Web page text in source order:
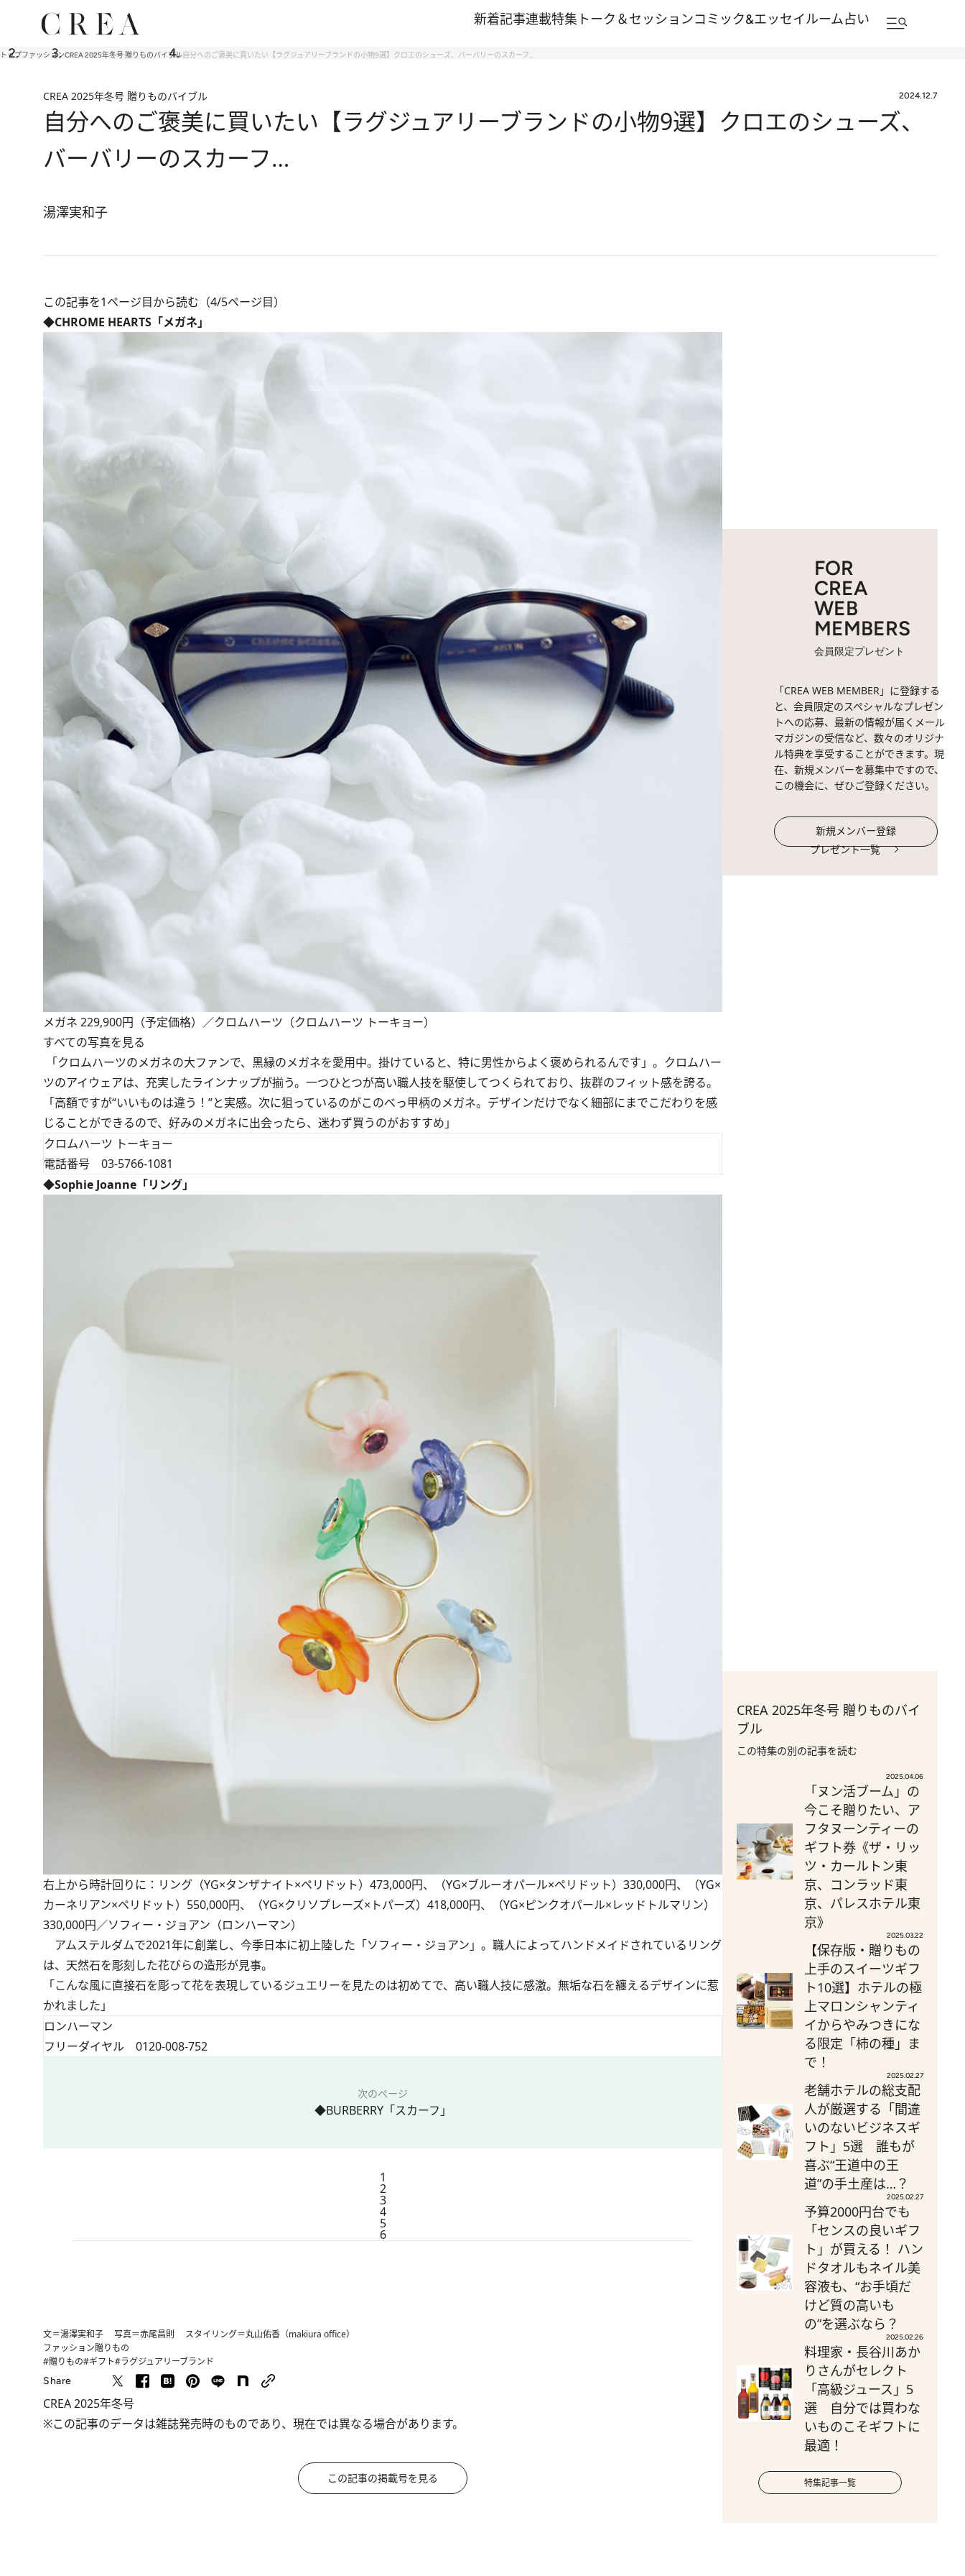
新着記事連載特集 トーク＆セッションコミック&エッセイルーム占い
トップファッションCREA 2025年冬号 贈りものバイブル自分へのご褒美に買いたい【ラグジュアリーブランドの小物9選】クロエのシューズ、バーバリーのスカーフ…
CREA 2025年冬号 贈りものバイブル 2024.12.7
自分へのご褒美に買いたい【ラグジュアリーブランドの小物9選】クロエのシューズ、
バーバリーのスカーフ…
湯澤実和子
この記事を1ページ目から読む（4/5ページ目）
◆CHROME HEARTS「メガネ」
メガネ 229,900円（予定価格）／クロムハーツ（クロムハーツ トーキョー）
すべての写真を見る
「クロムハーツのメガネの大ファンで、黒縁のメガネを愛用中。掛けていると、特に男性からよく褒められるんです」。クロムハー
ツのアイウェアは、充実したラインナップが揃う。一つひとつが高い職人技を駆使してつくられており、抜群のフィット感を誇る。
「高額ですが“いいものは違う！”と実感。次に狙っているのがこのべっ甲柄のメガネ。デザインだけでなく細部にまでこだわりを感
じることができるので、好みのメガネに出会ったら、迷わず買うのがおすすめ」
クロムハーツ トーキョー
電話番号 03-5766-1081
◆Sophie Joanne「リング」
右上から時計回りに：リング（YG×タンザナイト×ペリドット）473,000円、（YG×ブルーオパール×ペリドット）330,000円、（YG×
カーネリアン×ペリドット）550,000円、（YG×クリソプレーズ×トパーズ）418,000円、（YG×ピンクオパール×レッドトルマリン）
330,000円／ソフィー・ジョアン（ロンハーマン）
アムステルダムで2021年に創業し、今季日本に初上陸した「ソフィー・ジョアン」。職人によってハンドメイドされているリング
は、天然石を彫刻した花びらの造形が見事。
「こんな風に直接石を彫って花を表現しているジュエリーを見たのは初めてで、高い職人技に感激。無垢な石を纏えるデザインに惹
かれました」
ロンハーマン
フリーダイヤル 0120-008-752
次のページ
◆BURBERRY「スカーフ」
1
2
3
4
5
6
文＝湯澤実和子 写真＝赤尾昌則 スタイリング＝丸山佑香（makiura office）
ファッション贈りもの
#贈りもの#ギフト#ラグジュアリーブランド
Share
CREA 2025年冬号
※この記事のデータは雑誌発売時のものであり、現在では異なる場合があります。
この記事の掲載号を見る
FOR
CREA
WEB
MEMBERS
会員限定プレゼント
「CREA WEB MEMBER」に登録する
と、会員限定のスペシャルなプレゼン
トへの応募、最新の情報が届くメール
マガジンの受信など、数々のオリジナ
ル特典を享受することができます。現
在、新規メンバーを募集中ですので、
この機会に、ぜひご登録ください。
新規メンバー登録
プレゼント一覧
CREA 2025年冬号 贈りものバイ
ブル
この特集の別の記事を読む
2025.04.06
「ヌン活ブーム」の
今こそ贈りたい、ア
フタヌーンティーの
ギフト券《ザ・リッ
ツ・カールトン東
京、コンラッド東
京、パレスホテル東
京》
2025.03.22
【保存版・贈りもの
上手のスイーツギフ
ト10選】ホテルの極
上マロンシャンティ
イからやみつきにな
る限定「柿の種」ま
で！
2025.02.27
老舗ホテルの総支配
人が厳選する「間違
いのないビジネスギ
フト」5選 誰もが
喜ぶ“王道中の王
道”の手土産は…？
2025.02.27
予算2000円台でも
「センスの良いギフ
ト」が買える！ ハン
ドタオルもネイル美
容液も、“お手頃だ
けど質の高いも
の”を選ぶなら？
2025.02.26
料理家・長谷川あか
りさんがセレクト
「高級ジュース」5
選 自分では買わな
いものこそギフトに
最適！
特集記事一覧